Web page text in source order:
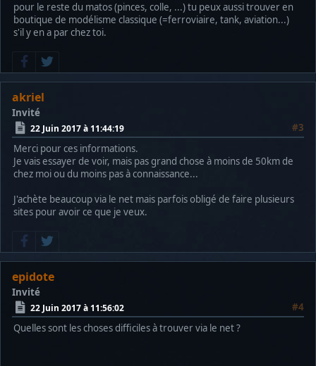
pour le reste du matos (pinces, colle, ...) tu peux aussi trouver en
boutique de modélisme classique (=ferroviaire, tank, aviation...)
s'il y en a par chez toi.
akriel
Invité
22 Juin 2017 à 11:44:19
#3
Merci pour ces informations.
Je vais essayer de voir, mais pas grand chose à moins de 50km de
chez moi ou du moins pas à connaissance...
J'achète beaucoup via le net mais parfois obligé de faire plusieurs
sites pour avoir ce que je veux.
epidote
Invité
22 Juin 2017 à 11:56:02
#4
Quelles sont les choses difficiles à trouver via le net ?